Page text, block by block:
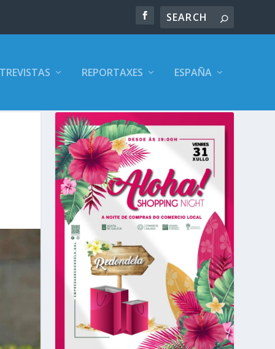
REPORTAXES ESPAÑA